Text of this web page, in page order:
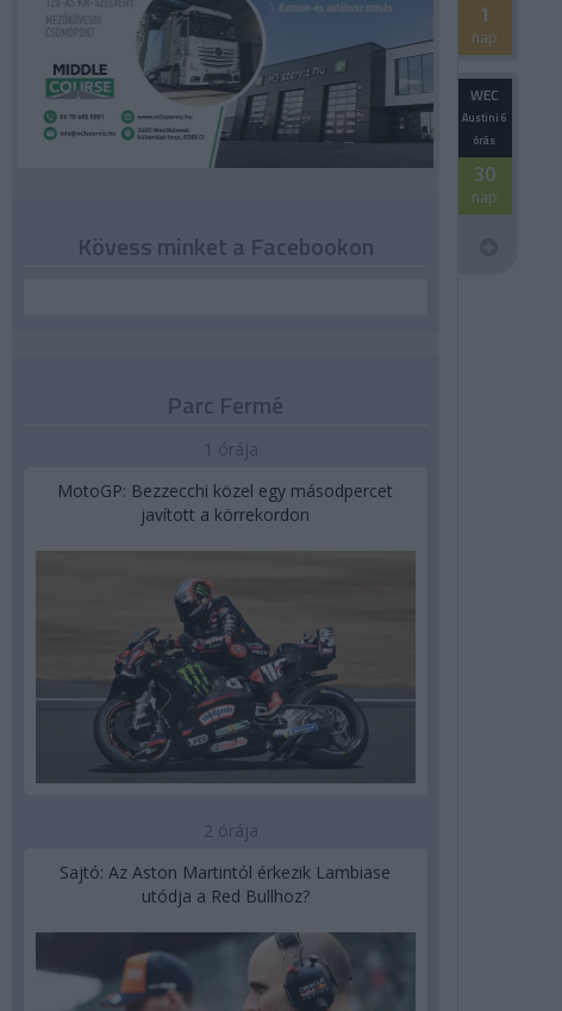
1
nap
WEC
Austini 6
órás
30
nap
Kövess minket a Facebookon
Parc Fermé
1 órája
MotoGP: Bezzecchi közel egy másodpercet
javított a körrekordon
2 órája
Sajtó: Az Aston Martintól érkezik Lambiase
utódja a Red Bullhoz?